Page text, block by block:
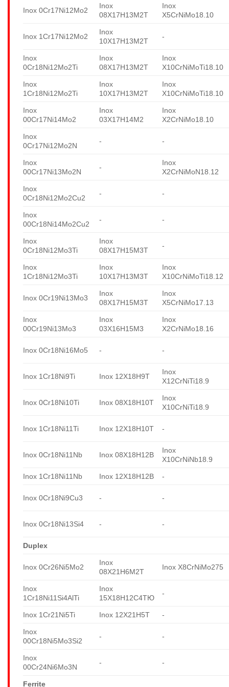
Inox 0Cr17Ni12Mo2
Inox
08X17H13M2T
Inox
X5CrNiMo18.10
Inox 1Cr17Ni12Mo2
Inox
10X17H13M2T
-
Inox
0Cr18Ni12Mo2Ti
Inox
08X17H13M2T
Inox
X10CrNiMoTi18.10
Inox
1Cr18Ni12Mo2Ti
Inox
10X17H13M2T
Inox
X10CrNiMoTi18.10
Inox
00Cr17Ni14Mo2
Inox
03X17H14M2
Inox
X2CrNiMo18.10
Inox
0Cr17Ni12Mo2N
- -
Inox
00Cr17Ni13Mo2N
-
Inox
X2CrNiMoN18.12
Inox
0Cr18Ni12Mo2Cu2
- -
Inox
00Cr18Ni14Mo2Cu2
- -
Inox
0Cr18Ni12Mo3Ti
Inox
08X17H15M3T
-
Inox
1Cr18Ni12Mo3Ti
Inox
10X17H13M3T
Inox
X10CrNiMoTi18.12
Inox 0Cr19Ni13Mo3
Inox
08X17H15M3T
Inox
X5CrNiMo17.13
Inox
00Cr19Ni13Mo3
Inox
03X16H15M3
Inox
X2CrNiMo18.16
Inox 0Cr18Ni16Mo5 - -
Inox 1Cr18Ni9Ti Inox 12X18H9T
Inox
X12CrNiTi18.9
Inox 0Cr18Ni10Ti Inox 08X18H10T
Inox
X10CrNiTi18.9
Inox 1Cr18Ni11Ti Inox 12X18H10T -
Inox 0Cr18Ni11Nb Inox 08X18H12B
Inox
X10CrNiNb18.9
Inox 1Cr18Ni11Nb Inox 12X18H12B -
Inox 0Cr18Ni9Cu3 - -
Inox 0Cr18Ni13Si4 - -
Duplex
Inox 0Cr26Ni5Mo2
Inox
08X21H6M2T
Inox X8CrNiMo275
Inox
1Cr18Ni11Si4AlTi
Inox
15X18H12C4TЮ
-
Inox 1Cr21Ni5Ti Inox 12X21H5T -
Inox
00Cr18Ni5Mo3Si2
- -
Inox
00Cr24Ni6Mo3N
- -
Ferrite